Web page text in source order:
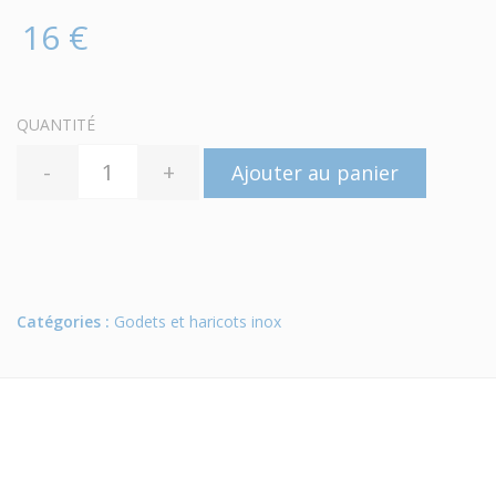
16 €
QUANTITÉ
- + Ajouter au panier
Catégories : Godets et haricots inox